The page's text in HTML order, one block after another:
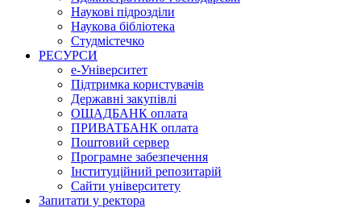
Наукові підрозділи
Наукова бібліотека
Студмістечко
РЕСУРСИ
е-Університет
Підтримка користувачів
Державні закупівлі
ОЩАДБАНК оплата
ПРИВАТБАНК оплата
Поштовий сервер
Програмне забезпечення
Інституційний репозитарій
Сайти університету
Запитати у ректора